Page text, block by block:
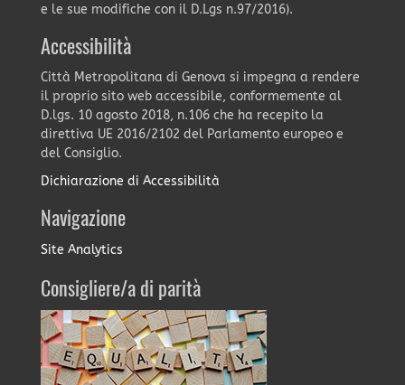
e le sue modifiche con il D.Lgs n.97/2016).
Accessibilità
Città Metropolitana di Genova si impegna a rendere
il proprio sito web accessibile, conformemente al
D.lgs. 10 agosto 2018, n.106 che ha recepito la
direttiva UE 2016/2102 del Parlamento europeo e
del Consiglio.
Dichiarazione di Accessibilità
Navigazione
Site Analytics
Consigliere/a di parità